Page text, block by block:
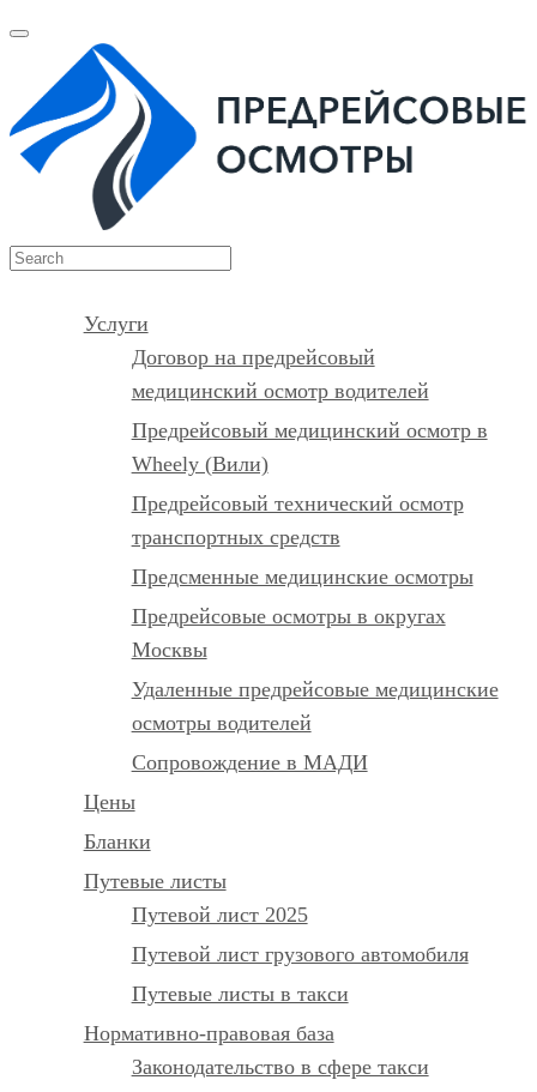
Услуги
Договор на предрейсовый
медицинский осмотр водителей
Предрейсовый медицинский осмотр в
Wheely (Вили)
Предрейсовый технический осмотр
транспортных средств
Предсменные медицинские осмотры
Предрейсовые осмотры в округах
Москвы
Удаленные предрейсовые медицинские
осмотры водителей
Сопровождение в МАДИ
Цены
Бланки
Путевые листы
Путевой лист 2025
Путевой лист грузового автомобиля
Путевые листы в такси
Нормативно-правовая база
Законодательство в сфере такси